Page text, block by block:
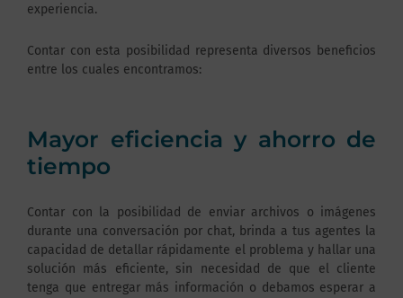
experiencia.
Contar con esta posibilidad representa diversos beneficios
entre los cuales encontramos:
Mayor eficiencia y ahorro de
tiempo
Contar con la posibilidad de enviar archivos o imágenes
durante una conversación por chat, brinda a tus agentes la
capacidad de detallar rápidamente el problema y hallar una
solución más eficiente, sin necesidad de que el cliente
tenga que entregar más información o debamos esperar a